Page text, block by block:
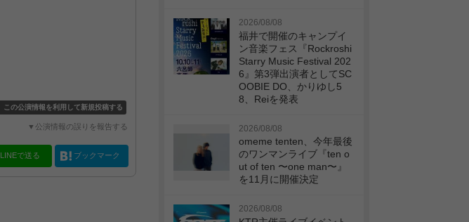
この公演情報を利用して新規投稿する
▼公演情報の誤りを報告する
LINEで送る ブックマーク
2026/08/08
福井で開催のキャンプイ
ン音楽フェス『Rockroshi
Starry Music Festival 202
6』第3弾出演者としてSC
OOBIE DO、かりゆし5
8、Reiを発表
2026/08/08
omeme tenten、今年最後
のワンマンライブ『ten o
ut of ten 〜one man〜』
を11月に開催決定
2026/08/08